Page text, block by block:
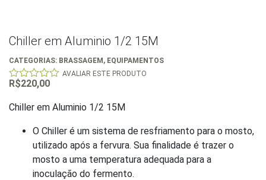
Chiller em Aluminio 1/2 15M
CATEGORIAS: BRASSAGEM, EQUIPAMENTOS
0
of
5
AVALIAR ESTE PRODUTO
R$220,00
Chiller em Aluminio 1/2 15M
O Chiller é um sistema de resfriamento para o mosto,
utilizado após a fervura. Sua finalidade é trazer o
mosto a uma temperatura adequada para a
inoculação do fermento.